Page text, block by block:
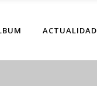
ACTUALIDAD